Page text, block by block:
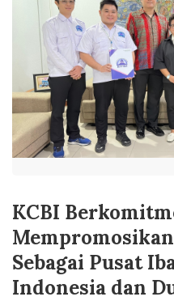
KCBI
Sebagai Pusat
Indonesia dan